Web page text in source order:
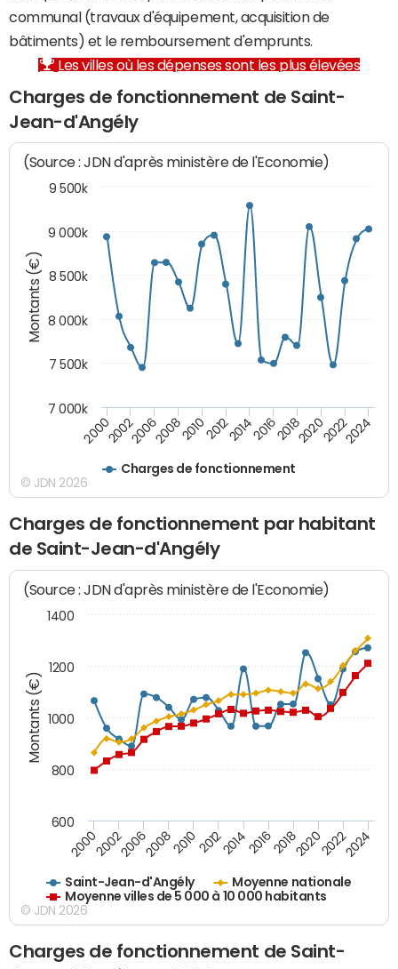
communal (travaux d'équipement, acquisition de
bâtiments) et le remboursement d'emprunts.
Les villes où les dépenses sont les plus élevées
Charges de fonctionnement de Saint-
Jean-d'Angély
Montants (€)
(Source : JDN d'après ministère de l'Economie)
Charges de fonctionnement
200020022006200820102012201420162018202020222024
7 000k
7 500k
8 000k
8 500k
9 000k
9 500k
© JDN 2026
Charges de fonctionnement par habitant
de Saint-Jean-d'Angély
Montants (€)
(Source : JDN d'après ministère de l'Economie)
Saint-Jean-d'Angély
Moyenne nationale
Moyenne villes de 5 000 à 10 000 habitants
200020022006200820102012201420162018202020222024
600
800
1000
1200
1400
© JDN 2026
Charges de fonctionnement de Saint-